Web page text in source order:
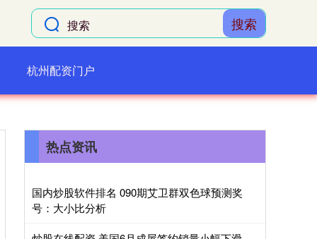
搜索
杭州配资门户
热点资讯
国内炒股软件排名 090期艾卫群双色球预测奖
号：大小比分析